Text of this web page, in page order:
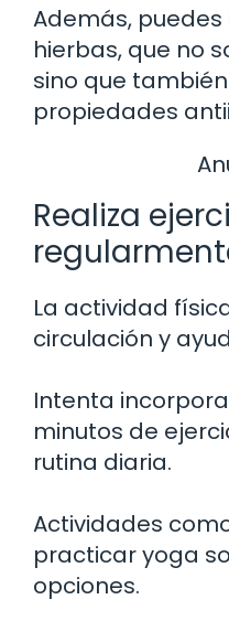
Además, puedes
hierbas, que no
sino que
propiedades
Realiza
La actividad
circulación y
Intenta
minutos de
rutina diaria.
Actividades
practicar yoga
opciones.